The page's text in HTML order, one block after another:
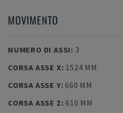
MOVIMENTO
NUMERO DI ASSI: 3
CORSA ASSE X: 1524 MM
CORSA ASSE Y: 660 MM
CORSA ASSE Z: 610 MM